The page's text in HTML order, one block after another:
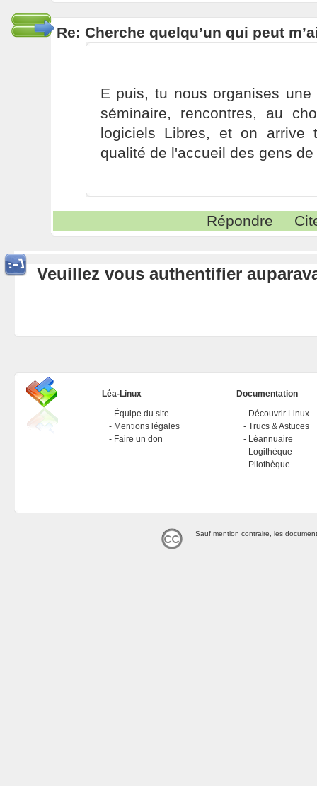
Re: Cherche quelqu’un qui peut
E puis, tu nous organises une
séminaire, rencontres, au
logiciels Libres, et on arrive
qualité de l'accueil des gens
Répondre
Veuillez vous authentifier
Léa-Linux
Équipe du site
Mentions légales
Faire un don
Documentation
Découvrir Linux
Trucs & Astuces
Léannuaire
Logithèque
Pilothèque
Sauf mention contraire, les